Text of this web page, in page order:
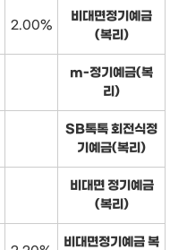
2.00%
비대면정기예금
(복리)
m-정기예금(복
리)
SB톡톡 회전식정
기예금(복리)
비대면 정기예금
(복리)
비대면정기예금 복